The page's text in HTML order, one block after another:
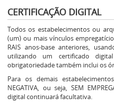
CERTIFICAÇÃO DIGITAL
Todos os estabelecimentos ou
(um) ou mais vínculos
RAIS anos-base anteriores,
utilizando um certificado
obrigatoriedade também inclui os
Para os demais
NEGATIVA, ou seja, SEM
digital continuará facultativa.